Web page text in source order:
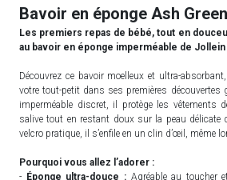
Bavoir en éponge Ash Green
Les premiers repas de bébé, tout en
au bavoir en éponge imperméable de Jollein
Découvrez ce bavoir moelleux et ultra-
votre tout-petit dans ses premières découvertes
imperméable discret, il protège les vêtements
salive tout en restant doux sur la peau délicate
velcro pratique, il s’enfile en un clin d’œil, même
Pourquoi vous allez l’adorer :
- Éponge ultra-douce :Agréable au toucher